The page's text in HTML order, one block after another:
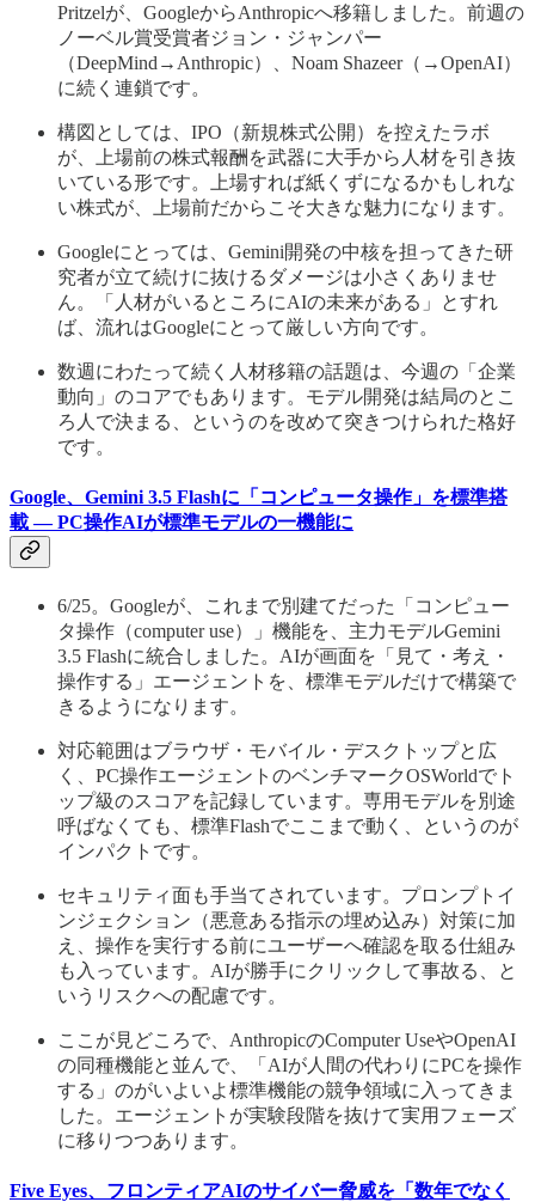
Pritzelが、GoogleからAnthropicへ移籍しました。前週の
ノーベル賞受賞者ジョン・ジャンパー
（DeepMind→Anthropic）、Noam Shazeer（→OpenAI）
に続く連鎖です。
構図としては、IPO（新規株式公開）を控えたラボ
が、上場前の株式報酬を武器に大手から人材を引き抜
いている形です。上場すれば紙くずになるかもしれな
い株式が、上場前だからこそ大きな魅力になります。
Googleにとっては、Gemini開発の中核を担ってきた研
究者が立て続けに抜けるダメージは小さくありませ
ん。「人材がいるところにAIの未来がある」とすれ
ば、流れはGoogleにとって厳しい方向です。
数週にわたって続く人材移籍の話題は、今週の「企業
動向」のコアでもあります。モデル開発は結局のとこ
ろ人で決まる、というのを改めて突きつけられた格好
です。
Google、Gemini 3.5 Flashに「コンピュータ操作」を標準搭
載 — PC操作AIが標準モデルの一機能に
6/25。Googleが、これまで別建てだった「コンピュー
タ操作（computer use）」機能を、主力モデルGemini
3.5 Flashに統合しました。AIが画面を「見て・考え・
操作する」エージェントを、標準モデルだけで構築で
きるようになります。
対応範囲はブラウザ・モバイル・デスクトップと広
く、PC操作エージェントのベンチマークOSWorldでト
ップ級のスコアを記録しています。専用モデルを別途
呼ばなくても、標準Flashでここまで動く、というのが
インパクトです。
セキュリティ面も手当てされています。プロンプトイ
ンジェクション（悪意ある指示の埋め込み）対策に加
え、操作を実行する前にユーザーへ確認を取る仕組み
も入っています。AIが勝手にクリックして事故る、と
いうリスクへの配慮です。
ここが見どころで、AnthropicのComputer UseやOpenAI
の同種機能と並んで、「AIが人間の代わりにPCを操作
する」のがいよいよ標準機能の競争領域に入ってきま
した。エージェントが実験段階を抜けて実用フェーズ
に移りつつあります。
Five Eyes、フロンティアAIのサイバー脅威を「数年でなく